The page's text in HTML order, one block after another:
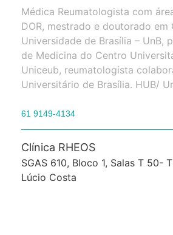
Médica Reumatologista com
DOR, mestrado e doutorado em
Universidade de Brasília – UnB,
de Medicina do Centro
Uniceub, reumatologista
Universitário de Brasília. HUB/
61 9149-4134
Clínica RHEOS
SGAS 610, Bloco 1, Salas T 50-
Lúcio Costa